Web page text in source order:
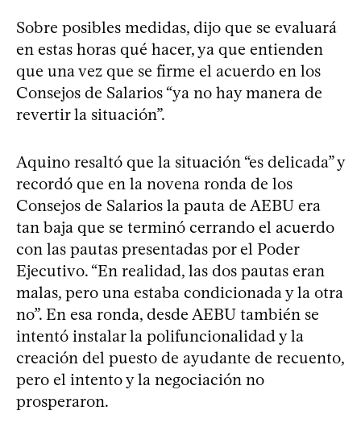
Sobre posibles medidas, dijo que se evaluará
en estas horas qué hacer, ya que entienden
que una vez que se firme el acuerdo en los
Consejos de Salarios “ya no hay manera de
revertir la situación”.
Aquino resaltó que la situación “es delicada” y
recordó que en la novena ronda de los
Consejos de Salarios la pauta de AEBU era
tan baja que se terminó cerrando el acuerdo
con las pautas presentadas por el Poder
Ejecutivo. “En realidad, las dos pautas eran
malas, pero una estaba condicionada y la otra
no”. En esa ronda, desde AEBU también se
intentó instalar la polifuncionalidad y la
creación del puesto de ayudante de recuento,
pero el intento y la negociación no
prosperaron.